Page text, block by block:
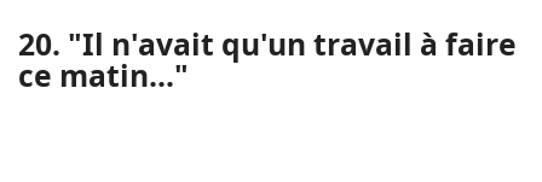
20. "Il n'avait qu'un travail à faire
ce matin..."